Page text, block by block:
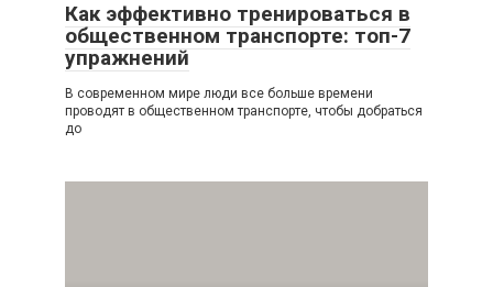
Как эффективно тренироваться в
общественном транспорте: топ-7
упражнений
В современном мире люди все больше времени
проводят в общественном транспорте, чтобы добраться
до